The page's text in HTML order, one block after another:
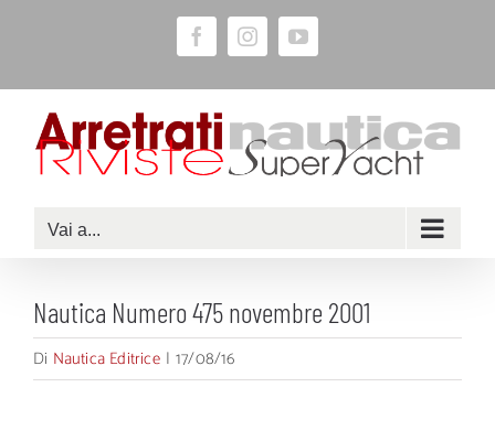
contenuto
FacebookInstagramYouTube
Vai a...
Nautica Numero 475 novembre 2001
Di Nautica Editrice | 17/08/16